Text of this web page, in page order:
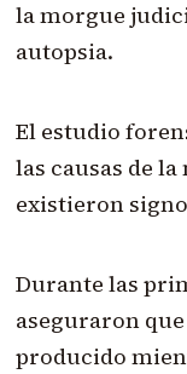
la morgue
autopsia.
El estudio
las causas de
existieron
Durante las
aseguraron
producido